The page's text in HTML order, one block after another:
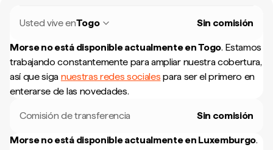
Usted vive enTogo Sin comisión
Morse no está disponible actualmente enTogo. Estamos
trabajando constantemente para ampliar nuestra cobertura,
así que siga nuestras redes sociales para ser el primero en
enterarse de las novedades.
Comisión de transferencia Sin comisión
Morse no está disponible actualmente en Luxemburgo.